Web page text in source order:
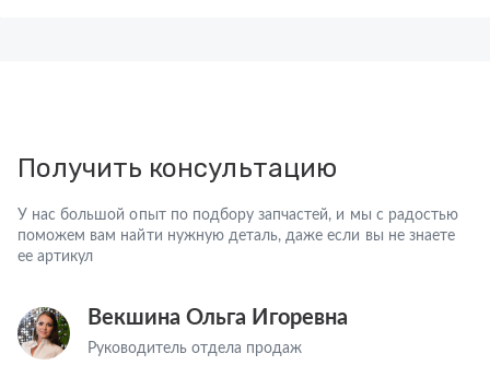
Получить консультацию
У нас большой опыт по подбору запчастей, и мы с радостью
поможем вам найти нужную деталь, даже если вы не знаете
ее артикул
Векшина Ольга Игоревна
Руководитель отдела продаж